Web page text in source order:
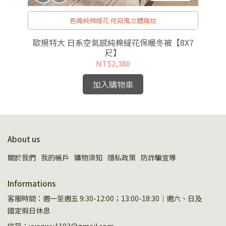
色織純棉緹花 侘寂風立體織紋
歐規特大 日系空氣感純棉緹花保暖冬被【8X7
尺】
NT$2,380
加入購物車
About us
關於我們 我的帳戶 購物須知 隱私政策 防詐騙宣導
Informations
客服時間：週一至週五 9:30-12:00；13:00-18:30｜週六、日及
國定假日休息